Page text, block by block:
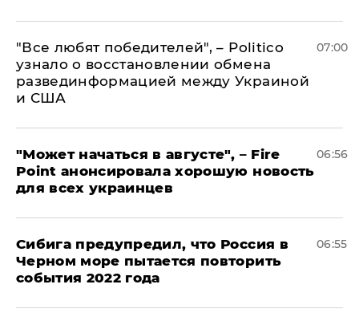
​"Все любят победителей", – Politico
узнало о восстановлении обмена
развединформацией между Украиной
и США
07:00
"Может начаться в августе", – Fire
Point анонсировала хорошую новость
для всех украинцев
06:56
Сибига предупредил, что Россия в
Черном море пытается повторить
события 2022 года
06:55